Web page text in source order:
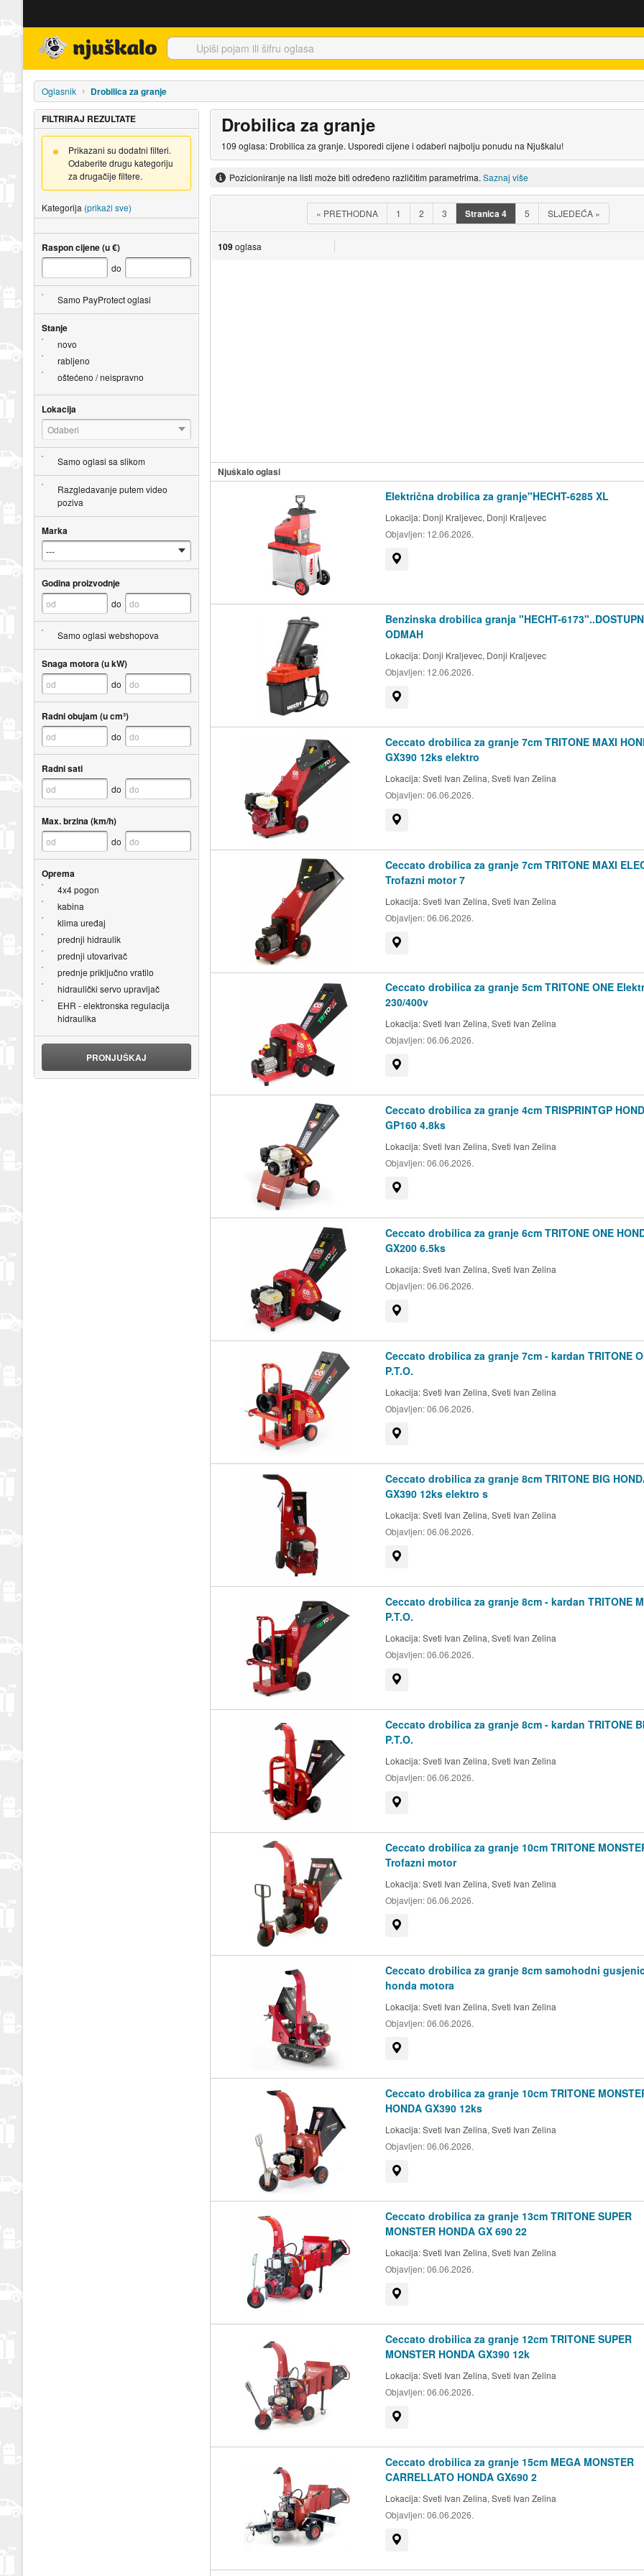
Oglasnik Drobilica za granje
Drobilica za granje
109 oglasa: Drobilica za granje. Usporedi cijene i odaberi najbolju ponudu na Njuškalu!
Pozicioniranje na listi može biti određeno različitim parametrima. Saznaj više
« PRETHODNA 1 2 3 Stranica4 5 SLJEDEĆA »
109oglasa
Njuškalo oglasi
Električna drobilica za granje"HECHT-6285 XL
Lokacija: Donji Kraljevec, Donji Kraljevec
Objavljen: 12.06.2026.
Benzinska drobilica granja "HECHT-
ODMAH
Lokacija: Donji Kraljevec, Donji Kraljevec
Objavljen: 12.06.2026.
Ceccato drobilica za granje 7cm TRITONE MAXI
GX390 12ks elektro
Lokacija:Sveti Ivan Zelina, Sveti Ivan Zelina
Objavljen:06.06.2026.
Ceccato drobilica za granje 7cm TRITONE MAXI
Trofazni motor 7
Lokacija:Sveti Ivan Zelina, Sveti Ivan Zelina
Objavljen:06.06.2026.
Ceccato drobilica za granje 5cm TRITONE ONE
230/400v
Lokacija:Sveti Ivan Zelina, Sveti Ivan Zelina
Objavljen:06.06.2026.
Ceccato drobilica za granje 4cm TRISPRINTGP
GP160 4.8ks
Lokacija:Sveti Ivan Zelina, Sveti Ivan Zelina
Objavljen:06.06.2026.
Ceccato drobilica za granje 6cm TRITONE ONE
GX200 6.5ks
Lokacija:Sveti Ivan Zelina, Sveti Ivan Zelina
Objavljen:06.06.2026.
Ceccato drobilica za granje 7cm - kardan TRITONE
P.T.O.
Lokacija:Sveti Ivan Zelina, Sveti Ivan Zelina
Objavljen:06.06.2026.
Ceccato drobilica za granje 8cm TRITONE BIG
GX390 12ks elektro s
Lokacija:Sveti Ivan Zelina, Sveti Ivan Zelina
Objavljen:06.06.2026.
Ceccato drobilica za granje 8cm - kardan TRITONE
P.T.O.
Lokacija:Sveti Ivan Zelina, Sveti Ivan Zelina
Objavljen:06.06.2026.
Ceccato drobilica za granje 8cm - kardan TRITONE
P.T.O.
Lokacija:Sveti Ivan Zelina, Sveti Ivan Zelina
Objavljen:06.06.2026.
Ceccato drobilica za granje 10cm TRITONE
Trofazni motor
Lokacija:Sveti Ivan Zelina, Sveti Ivan Zelina
Objavljen:06.06.2026.
Ceccato drobilica za granje 8cm samohodni
honda motora
Lokacija:Sveti Ivan Zelina, Sveti Ivan Zelina
Objavljen:06.06.2026.
Ceccato drobilica za granje 10cm TRITONE
HONDA GX390 12ks
Lokacija:Sveti Ivan Zelina, Sveti Ivan Zelina
Objavljen:06.06.2026.
Ceccato drobilica za granje 13cm TRITONE SUPER
MONSTER HONDA GX 690 22
Lokacija:Sveti Ivan Zelina, Sveti Ivan Zelina
Objavljen:06.06.2026.
Ceccato drobilica za granje 12cm TRITONE SUPER
MONSTER HONDA GX390 12k
Lokacija:Sveti Ivan Zelina, Sveti Ivan Zelina
Objavljen:06.06.2026.
Ceccato drobilica za granje 15cm MEGA MONSTER
CARRELLATO HONDA GX690 2
Lokacija:Sveti Ivan Zelina, Sveti Ivan Zelina
Objavljen:06.06.2026.
FILTRIRAJ REZULTATE
Prikazani su dodatni filteri.
Odaberite drugu kategoriju
za drugačije filtere.
Kategorija (prikaži sve)
Raspon cijene (u €)
do
Samo PayProtect oglasi
Stanje
novo
rabljeno
oštećeno / neispravno
Lokacija
Odaberi
Samo oglasi sa slikom
Razgledavanje putem video
poziva
Marka
Godina proizvodnje
do
Samo oglasi webshopova
Snaga motora (u kW)
do
Radni obujam (u cm³)
do
Radni sati
do
Max. brzina (km/h)
do
Oprema
4x4 pogon
kabina
klima uređaj
prednji hidraulik
prednji utovarivač
prednje priključno vratilo
hidraulički servo upravljač
EHR - elektronska regulacija
hidraulika
PRONJUŠKAJ